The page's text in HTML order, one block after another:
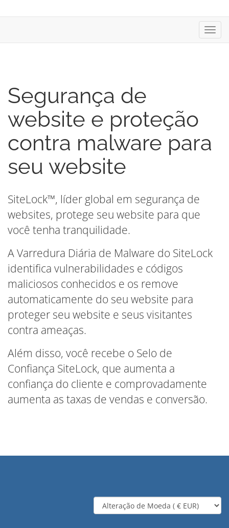
Segurança de
website e proteção
contra malware para
seu website
SiteLock™, líder global em segurança de
websites, protege seu website para que
você tenha tranquilidade.
A Varredura Diária de Malware do SiteLock
identifica vulnerabilidades e códigos
maliciosos conhecidos e os remove
automaticamente do seu website para
proteger seu website e seus visitantes
contra ameaças.
Além disso, você recebe o Selo de
Confiança SiteLock, que aumenta a
confiança do cliente e comprovadamente
aumenta as taxas de vendas e conversão.